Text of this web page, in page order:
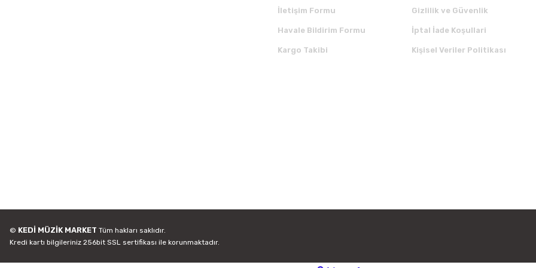
İletişim Formu
Havale Bildirim Formu
Kargo Takibi
Gizlilik ve Güvenlik
İptal İade Koşullari
Kişisel Veriler Politikası
© KEDİ MÜZİK MARKET Tüm hakları saklıdır.
Kredi kartı bilgileriniz 256bit SSL sertifikası ile korunmaktadır.